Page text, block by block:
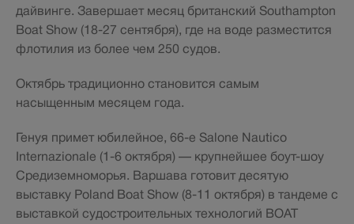
дайвинге. Завершает месяц британский Southampton
Boat Show (18-27 сентября), где на воде разместится
флотилия из более чем 250 судов.
Октябрь традиционно становится самым
насыщенным месяцем года.
Генуя примет юбилейное, 66-е Salone Nautico
Internazionale (1-6 октября) — крупнейшее боут-шоу
Средиземноморья. Варшава готовит десятую
выставку Poland Boat Show (8-11 октября) в тандеме с
выставкой судостроительных технологий BOAT